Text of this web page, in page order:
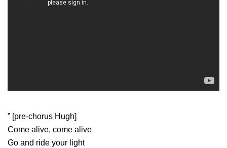
” [pre-chorus Hugh]
Come alive, come alive
Go and ride your light